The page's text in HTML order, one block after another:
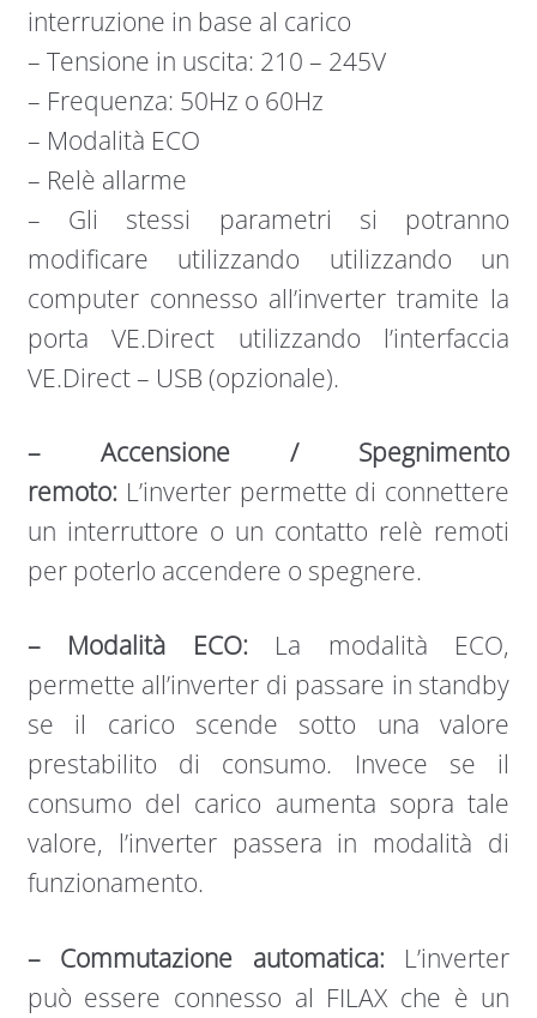
interruzione in base al carico
– Tensione in uscita: 210 – 245V
– Frequenza: 50Hz o 60Hz
– Modalità ECO
– Relè allarme
– Gli stessi parametri si potranno
modificare utilizzando utilizzando un
computer connesso all’inverter tramite la
porta VE.Direct utilizzando l’interfaccia
VE.Direct – USB (opzionale).
– Accensione / Spegnimento
remoto: L’inverter permette di connettere
un interruttore o un contatto relè remoti
per poterlo accendere o spegnere.
– Modalità ECO:La modalità ECO,
permette all’inverter di passare in standby
se il carico scende sotto una valore
prestabilito di consumo. Invece se il
consumo del carico aumenta sopra tale
valore, l’inverter passera in modalità di
funzionamento.
– Commutazione automatica:L’inverter
può essere connesso al FILAX che è un